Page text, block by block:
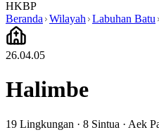
HKBP
Beranda Wilayah Labuhan Batu
26.04.05
Halimbe
19 Lingkungan · 8 Sintua · Aek